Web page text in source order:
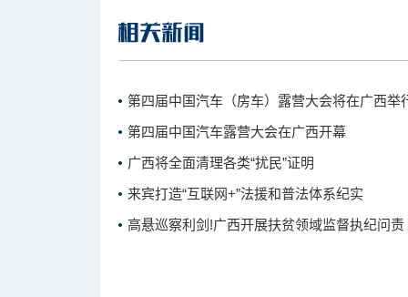
第四届中国汽车（房车）露营大会将在广西举
第四届中国汽车露营大会在广西开幕
广西将全面清理各类“扰民”证明
来宾打造“互联网+”法援和普法体系纪实
高悬巡察利剑!广西开展扶贫领域监督执纪问责